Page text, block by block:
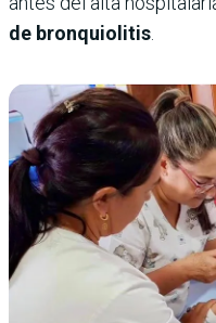
de bronquiolitis